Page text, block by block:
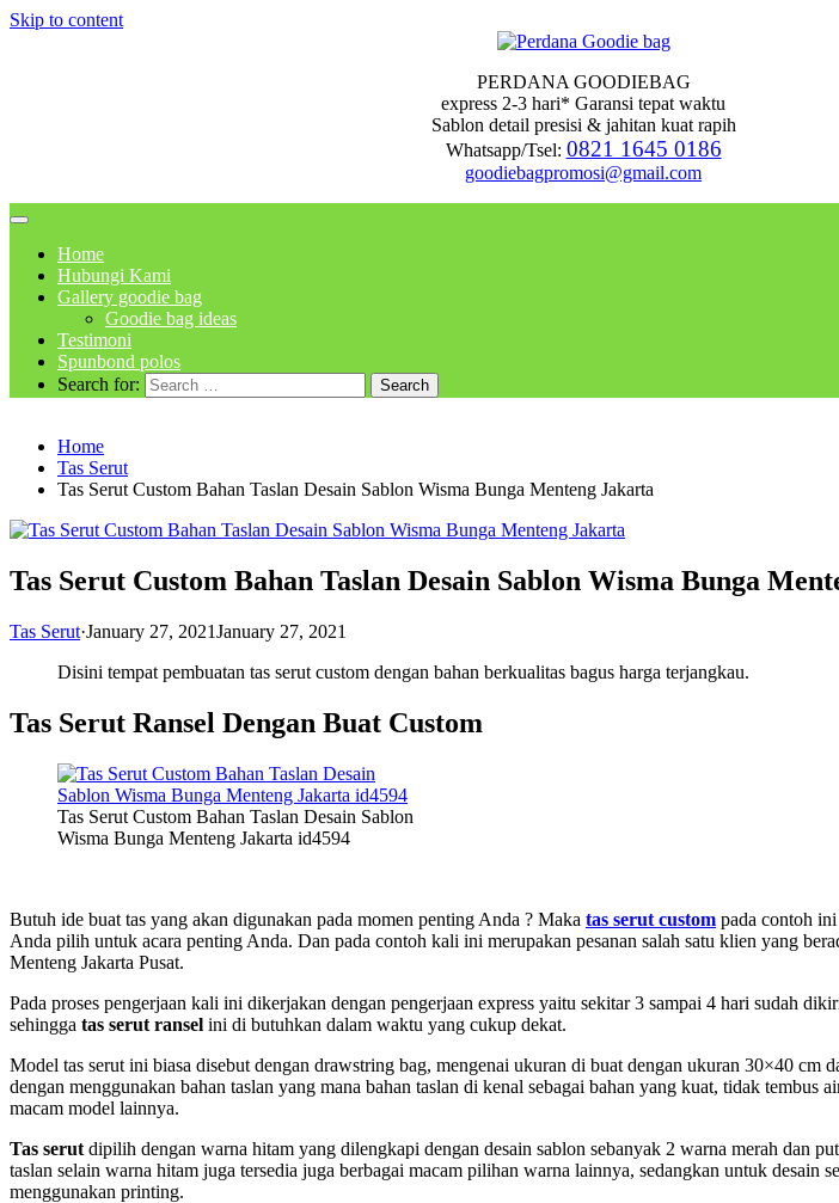
Skip to content
PERDANA GOODIEBAG
express 2-3 hari* Garansi tepat waktu
Sablon detail presisi & jahitan kuat rapih
Whatsapp/Tsel: 0821 1645 0186
goodiebagpromosi@gmail.com
Home
Hubungi Kami
Gallery goodie bag
Goodie bag ideas
Testimoni
Spunbond polos
Search for:
Home
Tas Serut
Tas Serut Custom Bahan Taslan Desain Sablon Wisma Bunga Menteng Jakarta
Tas Serut Custom Bahan Taslan Desain Sablon Wisma Bunga
Tas Serut·January 27, 2021January 27, 2021
Disini tempat pembuatan tas serut custom dengan bahan berkualitas bagus harga terjangkau.
Tas Serut Ransel Dengan Buat Custom
Tas Serut Custom Bahan Taslan Desain Sablon
Wisma Bunga Menteng Jakarta id4594
Butuh ide buat tas yang akan digunakan pada momen penting Anda ? Maka tas serut custom pada contoh
Anda pilih untuk acara penting Anda. Dan pada contoh kali ini merupakan pesanan salah satu klien yang
Menteng Jakarta Pusat.
Pada proses pengerjaan kali ini dikerjakan dengan pengerjaan express yaitu sekitar 3 sampai 4 hari sudah
sehingga tas serut ransel ini di butuhkan dalam waktu yang cukup dekat.
Model tas serut ini biasa disebut dengan drawstring bag, mengenai ukuran di buat dengan ukuran 30×40 cm
dengan menggunakan bahan taslan yang mana bahan taslan di kenal sebagai bahan yang kuat, tidak tembus
macam model lainnya.
Tas serut dipilih dengan warna hitam yang dilengkapi dengan desain sablon sebanyak 2 warna merah dan
taslan selain warna hitam juga tersedia juga berbagai macam pilihan warna lainnya, sedangkan untuk desain
menggunakan printing.